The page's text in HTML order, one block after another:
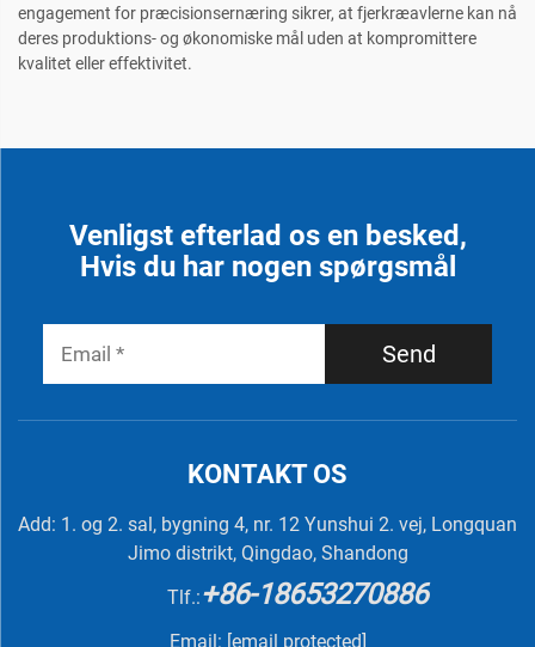
engagement for præcisionsernæring sikrer, at fjerkræavlerne kan nå
deres produktions- og økonomiske mål uden at kompromittere
kvalitet eller effektivitet.
Venligst efterlad os en besked,
Hvis du har nogen spørgsmål
Send
KONTAKT OS
Add: 1. og 2. sal, bygning 4, nr. 12 Yunshui 2. vej, Longquan
Jimo distrikt, Qingdao, Shandong
Tlf.:+86-18653270886
Email: [email protected]